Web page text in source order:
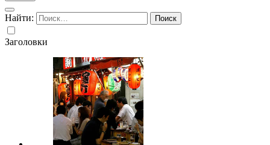
Найти:
Заголовки